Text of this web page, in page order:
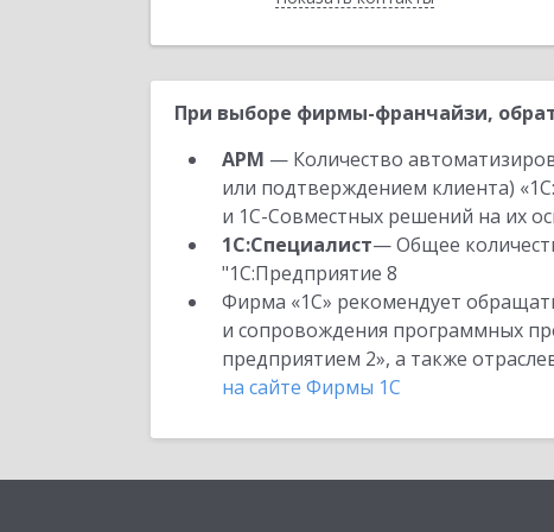
При выборе фирмы-франчайзи,
АРМ — Количество
или подтверждением клиента)
и 1С-Совместных решений на их
1С:Специалист— Общее
"1С:Предприятие 8
Фирма «1С» рекомендует
и сопровождения программных
предприятием 2», а также
на сайте Фирмы 1С